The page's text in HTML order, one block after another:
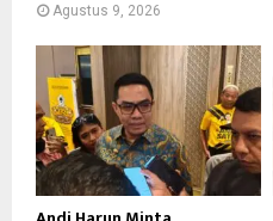
Agustus 9, 2026